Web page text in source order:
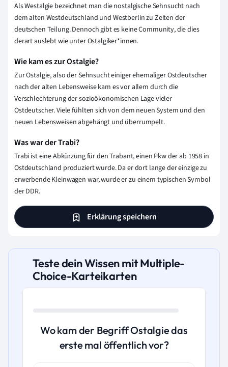
Als Westalgie bezeichnet man die nostalgische Sehnsucht nach
dem alten Westdeutschland und Westberlin zu Zeiten der
deutschen Teilung. Dennoch gibt es keine Community, die dies
derart auslebt wie unter Ostalgiker*innen.
Wie kam es zur Ostalgie?
Zur Ostalgie, also der Sehnsucht einiger ehemaliger Ostdeutscher
nach der alten Lebensweise kam es vor allem durch die
Verschlechterung der sozioökonomischen Lage vieler
Ostdeutscher. Viele fühlten sich von dem neuen System und den
neuen Lebensweisen abgehängt und überrumpelt.
Was war der Trabi?
Trabi ist eine Abkürzung für den Trabant, einen Pkw der ab 1958 in
Ostdeutschland produziert wurde. Da er dort lange der einzige zu
erwerbende Kleinwagen war, wurde er zu einem typischen Symbol
der DDR.
Erklärung speichern
Teste dein Wissen mit Multiple-
Choice-Karteikarten
Wo kam der Begriff Ostalgie das
erste mal öffentlich vor?